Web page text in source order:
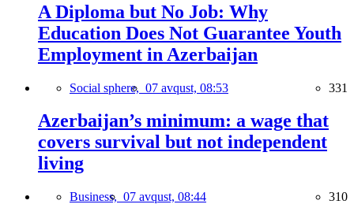
A Diploma but No Job: Why
Education Does Not Guarantee Youth
Employment in Azerbaijan
Social sphere, 07 avqust, 08:53 331
Azerbaijan’s minimum: a wage that
covers survival but not independent
living
Business, 07 avqust, 08:44 310